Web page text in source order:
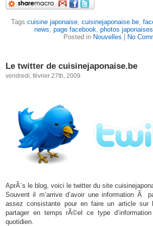
Tags:cuisine japonaise, cuisinejaponaise.be,
news, page facebook, photos japonaises
Posted in Nouvelles No
Le twitter de cuisinejaponaise.be
vendredi, février 27th, 2009
AprÃ¨s le blog, voici le twitter du site
Souvent il m’arrive d’avoir une information Ã
assez consistante pour en faire un article sur
partager en temps rÃ©el ce type
quotidien.